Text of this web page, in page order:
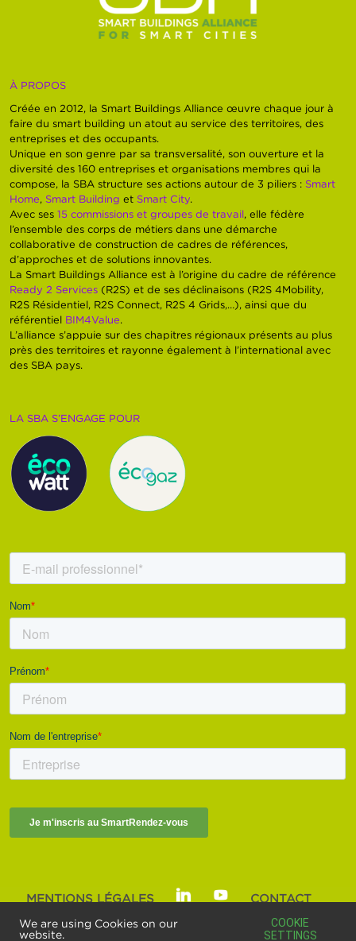
À PROPOS
Créée en 2012, la Smart Buildings Alliance œuvre chaque jour à
faire du smart building un atout au service des territoires, des
entreprises et des occupants.
Unique en son genre par sa transversalité, son ouverture et la
diversité des 160 entreprises et organisations membres qui la
compose, la SBA structure ses actions autour de 3 piliers : Smart
Home
Smart Building et Smart City
Avec ses15 commissions et groupes de travail , elle fédère
l’ensemble des corps de métiers dans une démarche
collaborative de construction de cadres de références,
d’approches et de solutions innovantes.
La Smart Buildings Alliance est à l’origine du cadre de référence
Ready 2 Services (R2S) et de ses déclinaisons (R2S 4Mobility,
R2S Résidentiel, R2S Connect, R2S 4 Grids,…), ainsi que du
référentiel BIM4Value
L’alliance s’appuie sur des chapitres régionaux présents au plus
près des territoires et rayonne également à l’international avec
des SBA pays.
LA SBA S’ENGAGE POUR
MENTIONS LÉGALES
CONTACT
SMART BUILDINGS ALLIANCE | © 2025
We are using Cookies on our
website.
COOKIE
SETTINGS